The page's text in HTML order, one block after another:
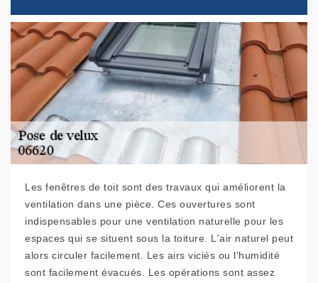
Les fenêtres de toit sont des travaux qui améliorent la
ventilation dans une pièce. Ces ouvertures sont
indispensables pour une ventilation naturelle pour les
espaces qui se situent sous la toiture. L'air naturel peut
alors circuler facilement. Les airs viciés ou l'humidité
sont facilement évacués. Les opérations sont assez